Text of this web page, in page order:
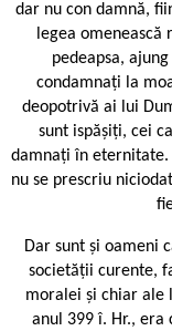
dar nu con ­damnă,
legea omenească
pedeapsa,
condamnați la
deopotrivă ai lui
sunt ispășiți, cei
damnați în eternitate.
nu se prescriu
Dar sunt și oameni
societății curente,
moralei și chiar ale
anul 399 î. Hr., era